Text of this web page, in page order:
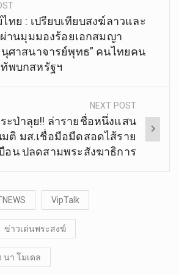
ทย : เปรียบเทียบสงฆ์ลาวและ
ผ่านมุมมองร้อยเอกสมญา
นุศาสนาจารย์พุทธ” คนไทยคน
งทัพบกสหรัฐฯ
NEXT POST
ะป่าลุย!! ล่ารายชื่อหนึ่งแสน
ติ มส.เชื่อมือมืดสอดไส้ราย
อน ปลดสามพระสังฆาธิการ
VipTalk
ข่าวเด่นพระสงฆ์
า โมเดล